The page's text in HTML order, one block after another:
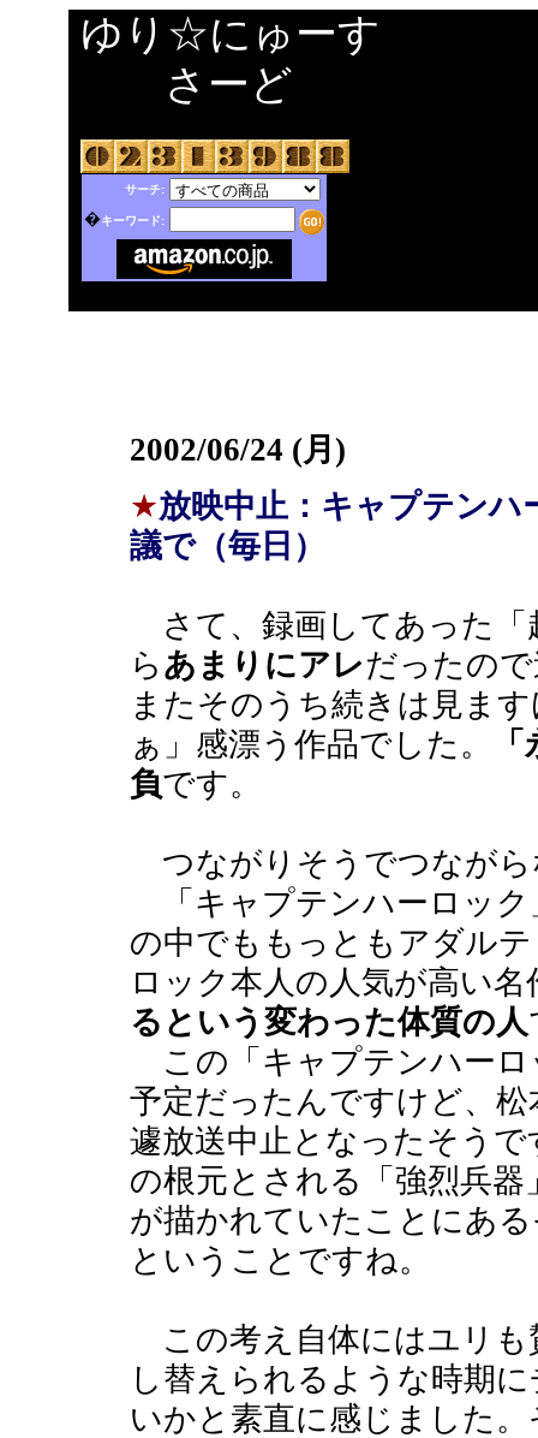
ゆり☆にゅーす
さーど
サーチ:
�キーワード:
2002/06/24 (月)
★放映中止：キャプテン
議で（毎日）
さて、録画してあった「
ら あまりにアレだったの
またそのうち続きは見ま
ぁ」感漂う作品でした。
負です。
つながりそうでつながら
「キャプテンハーロック
の中でももっともアダル
ロック本人の人気が高い名
るという変わった体質の人
この「キャプテンハーロ
予定だったんですけど、
遽放送中止となったそう
の根元とされる「強烈兵
が描かれていたことにあ
ということですね。
この考え自体にはユリも
し替えられるような時期
いかと素直に感じました